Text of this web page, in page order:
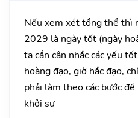
Nếu xem xét tổng thể thì
2029 là ngày tốt (ngày
ta cần cân nhắc các yếu
hoàng đạo, giờ hắc đạo,
phải làm theo các bước
khởi sự